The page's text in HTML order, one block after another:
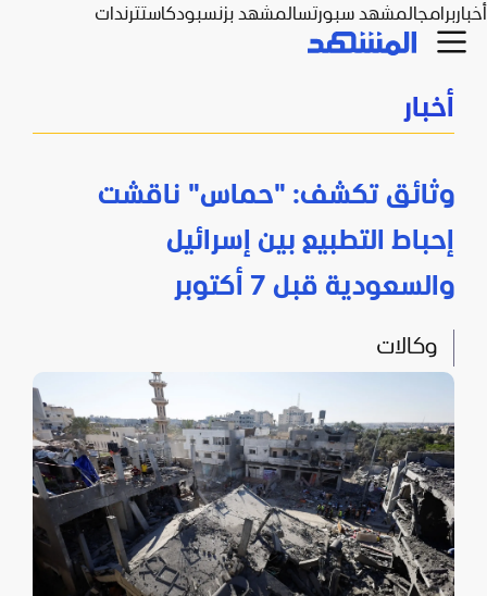
أخباربرامجالمشهد سبورتسالمشهد بزنسبودكاستترندات
أخبار
وثائق تكشف: "حماس" ناقشت
إحباط التطبيع بين إسرائيل
والسعودية قبل 7 أكتوبر
وكالات